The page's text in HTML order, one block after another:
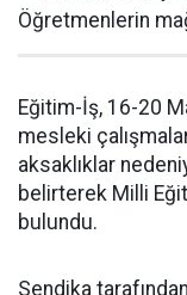
Öğretmenlerin
Eğitim-İş, 16-20
mesleki
aksaklıklar
belirterek Milli
bulundu.
Sendika